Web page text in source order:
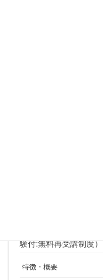
験付:無料再受講制度）
特徴・概要